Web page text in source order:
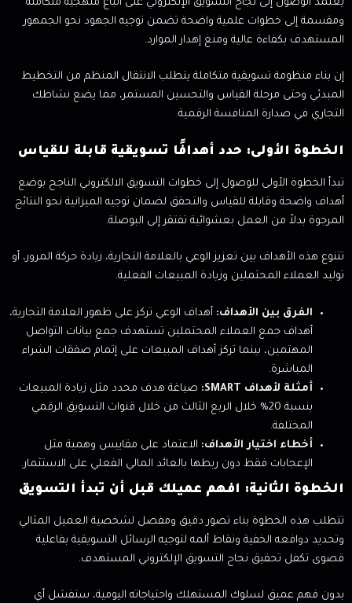
يعتمد الوصول إلى نجاح التسويق الإلكتروني على اتباع منهجية متكاملة
ومقسمة إلى خطوات علمية واضحة تضمن توجيه الجهود نحو الجمهور
المستهدف بكفاءة عالية ومنع إهدار الموارد.
إن بناء منظومة تسويقية متكاملة يتطلب الانتقال المنظم من التخطيط
المبدئي وحتى مرحلة القياس والتحسين المستمر، مما يضع نشاطك
التجاري في صدارة المنافسة الرقمية.
الخطوة الأولى: حدد أهدافًا تسويقية قابلة للقياس
تبدأ الخطوة الأولى للوصول إلى خطوات التسويق الالكتروني الناجح بوضع
أهداف واضحة وقابلة للقياس والتحقق لضمان توجيه الميزانية نحو النتائج
المرجوة بدلاً من العمل بعشوائية تفتقر إلى البوصلة.
تتنوع هذه الأهداف بين تعزيز الوعي بالعلامة التجارية، زيادة حركة المرور، أو
توليد العملاء المحتملين وزيادة المبيعات الفعلية.
الفرق بين الأهداف: أهداف الوعي تركز على ظهور العلامة التجارية،
أهداف جمع العملاء المحتملين تستهدف جمع بيانات التواصل
المهتمين، بينما تركز أهداف المبيعات على إتمام صفقات الشراء
المباشرة.
أمثلة لأهداف SMART:
صياغة هدف محدد مثل زيادة المبيعات
بنسبة 20% خلال الربع الثالث من خلال قنوات التسويق الرقمي
المختلفة.
أخطاء اختيار الأهداف: الاعتماد على مقاييس وهمية مثل
الإعجابات فقط دون ربطها بالعائد المالي الفعلي على الاستثمار.
الخطوة الثانية: افهم عميلك قبل أن تبدأ التسويق
تتطلب هذه الخطوة بناء تصور دقيق ومفصل لشخصية العميل المثالي
وتحديد دوافعه الخفية ونقاط ألمه لتوجيه الرسائل التسويقية بفاعلية
قصوى تكفل تحقيق نجاح التسويق الإلكتروني المستهدف.
بدون فهم عميق لسلوك المستهلك واحتياجاته اليومية، ستفشل أي